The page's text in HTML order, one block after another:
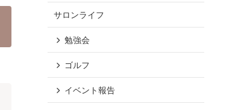
サロンライフ
勉強会
ゴルフ
イベント報告